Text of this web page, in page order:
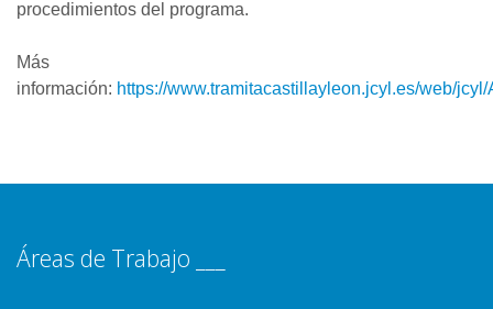
procedimientos del programa.
Más
información: https://www.tramitacastillayleon.jcyl.es/web/
Áreas de Trabajo ___